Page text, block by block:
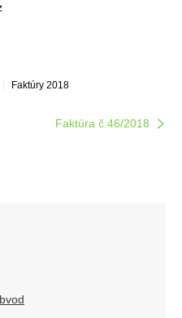
Faktúry 2018
Faktúra č.46/2018